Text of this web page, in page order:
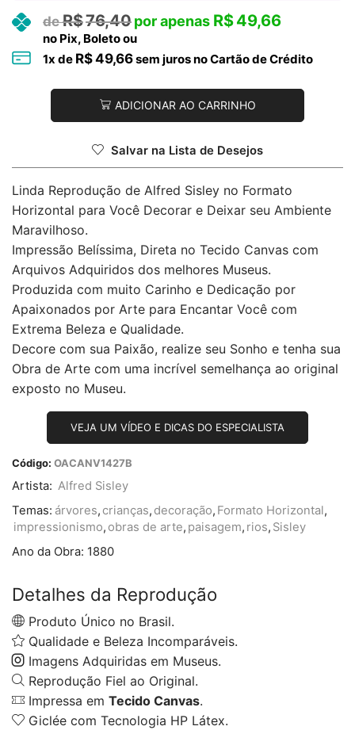
R$76,40 R$49,66
no Pix, Boleto ou
1x de R$49,66sem juros no Cartão de Crédito
ADICIONAR AO CARRINHO
Salvar na Lista de Desejos
Linda Reprodução de Alfred Sisley no Formato
Horizontal para Você Decorar e Deixar seu Ambiente
Maravilhoso.
Impressão Belíssima, Direta no Tecido Canvas com
Arquivos Adquiridos dos melhores Museus.
Produzida com muito Carinho e Dedicação por
Apaixonados por Arte para Encantar Você com
Extrema Beleza e Qualidade.
Decore com sua Paixão, realize seu Sonho e tenha sua
Obra de Arte com uma incrível semelhança ao original
exposto no Museu.
VEJA UM VÍDEO E DICAS DO ESPECIALISTA
Código: OACANV1427B
Artista: Alfred Sisley
Temas: árvores, crianças, decoração, Formato Horizontal ,
impressionismo, obras de arte, paisagem, rios, Sisley
Ano da Obra: 1880
Detalhes da Reprodução
Produto Único no Brasil.
Qualidade e Beleza Incomparáveis.
Imagens Adquiridas em Museus.
Reprodução Fiel ao Original.
Impressa em Tecido Canvas.
Giclée com Tecnologia HP Látex.